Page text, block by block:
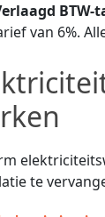
BTW-
van 6%.
te